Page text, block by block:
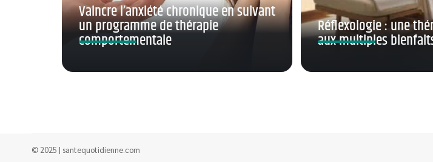
Vaincre l’anxiété chronique en suivant
un programme de thérapie
comportementale
Réflexologie : une
aux multiples
© 2025 | santequotidienne.com